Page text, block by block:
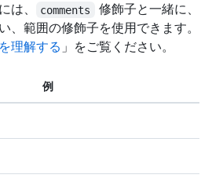
は、 comments
修飾子と一緒に、
、範囲の修飾子を使用できます。
理解する 」をご覧ください。
例